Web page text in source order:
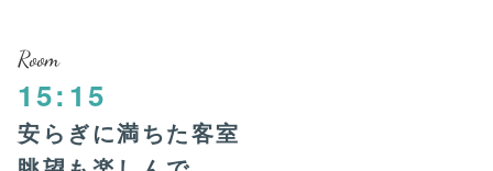
Room
15:15
安らぎに満ちた客室